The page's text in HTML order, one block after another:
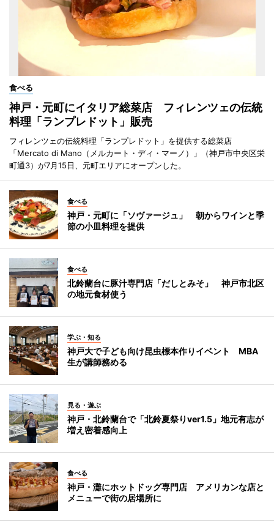
食べる
神戸・元町にイタリア総菜店 フィレンツェの伝統
料理「ランプレドット」販売
フィレンツェの伝統料理「ランプレドット」を提供する総菜店
「Mercato di Mano（メルカート・ディ・マーノ）」（神戸市中央区栄
町通3）が7月15日、元町エリアにオープンした。
食べる
神戸・元町に「ソヴァージュ」 朝からワインと季
節の小皿料理を提供
食べる
北鈴蘭台に豚汁専門店「だしとみそ」 神戸市北区
の地元食材使う
学ぶ・知る
神戸大で子ども向け昆虫標本作りイベント MBA
生が講師務める
見る・遊ぶ
神戸・北鈴蘭台で「北鈴夏祭りver1.5」地元有志が
増え密着感向上
食べる
神戸・灘にホットドッグ専門店 アメリカンな店と
メニューで街の居場所に